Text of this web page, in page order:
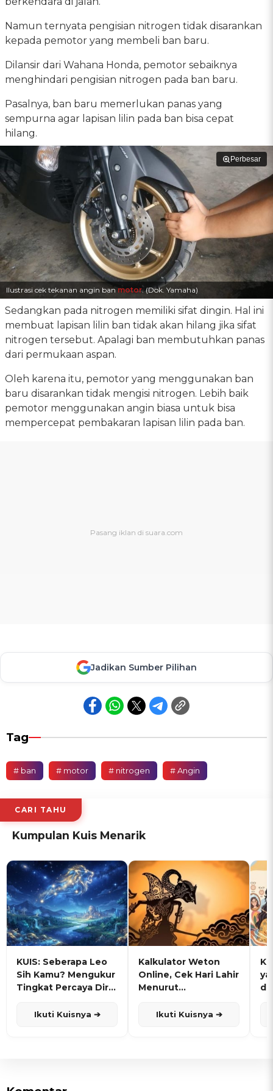
Namun ternyata pengisian nitrogen tidak disarankan
kepada pemotor yang membeli ban baru.
Dilansir dari Wahana Honda, pemotor sebaiknya
menghindari pengisian nitrogen pada ban baru.
Pasalnya, ban baru memerlukan panas yang
sempurna agar lapisan lilin pada ban bisa cepat
hilang.
Perbesar
Ilustrasi cek tekanan angin banmotor. (Dok. Yamaha)
Sedangkan pada nitrogen memiliki sifat dingin. Hal ini
membuat lapisan lilin ban tidak akan hilang jika sifat
nitrogen tersebut. Apalagi ban membutuhkan panas
dari permukaan aspan.
Oleh karena itu, pemotor yang menggunakan ban
baru disarankan tidak mengisi nitrogen. Lebih baik
pemotor menggunakan angin biasa untuk bisa
mempercepat pembakaran lapisan lilin pada ban.
Jadikan Sumber Pilihan
Tag
# ban # motor # nitrogen # Angin
CARI TAHU
Kumpulan Kuis Menarik
KUIS: Seberapa Leo
Sih Kamu? Mengukur
Tingkat Percaya Diri
Ikuti Kuisnya ➔
Kalkulator Weton
Online, Cek Hari Lahir
Menurut
Ikuti Kuisnya ➔